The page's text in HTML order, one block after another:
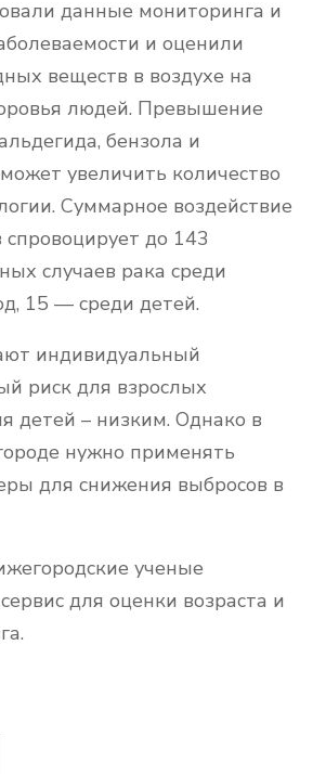
данные мониторинга и
и оценили
веществ в воздухе на
людей. Превышение
бензола и
увеличить количество
Суммарное воздействие
до 143
случаев рака среди
15 — среди детей.
индивидуальный
риск для взрослых
детей – низким. Однако в
нужно применять
для снижения выбросов в
ученые
для оценки возраста и